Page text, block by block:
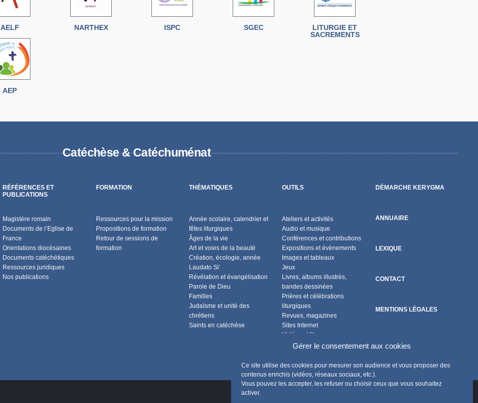
Gérer le consentement aux cookies
Ce site utilise des cookies pour mesurer son audience et vous proposer des
contenus enrichis (vidéos, réseaux sociaux, etc.).
Vous pouvez les accepter, les refuser ou choisir ceux que vous souhaitez
activer.
AELF NARTHEX ISPC SGEC
LITURGIE ET
SACREMENTS
AEP
Catéchèse & Catéchuménat
RÉFÉRENCES ET
PUBLICATIONS
Magistère romain
Documents de l’Eglise de
France
Orientations diocésaines
Documents catéchétiques
Ressources juridiques
Nos publications
FORMATION
Ressources pour la mission
Propositions de formation
Retour de sessions de
formation
THÉMATIQUES
Année scolaire, calendrier et
fêtes liturgiques
Âges de la vie
Art et voies de la beauté
Création, écologie, année
Laudato Si’
Révélation et évangélisation
Parole de Dieu
Familles
Judaïsme et unité des
chrétiens
Saints en catéchèse
OUTILS
Ateliers et activités
Audio et musique
Conférences et contributions
Expositions et évènements
Images et tableaux
Jeux
Livres, albums illustrés,
bandes dessinées
Prières et célébrations
liturgiques
Revues, magazines
Sites Internet
Vidéos et films
Flux RSS
DÉMARCHE KERYGMA
ANNUAIRE
LEXIQUE
CONTACT
MENTIONS LÉGALES